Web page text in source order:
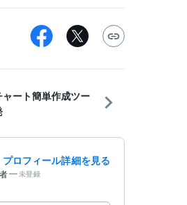
ャート簡単作成ツー
プロフィール詳細を見る
未登録